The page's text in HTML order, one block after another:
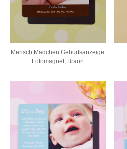
Mensch Mädchen Geburtsanzeige
Fotomagnet, Braun